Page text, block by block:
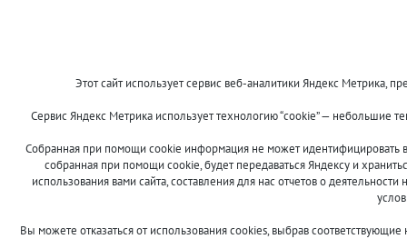
Этот сайт использует сервис веб-аналитики Яндекс Метрика,
Сервис Яндекс Метрика использует технологию “cookie” — небольшие
Собранная при помощи cookie информация не может идентифицировать
собранная при помощи cookie, будет передаваться Яндексу и
использования вами сайта, составления для нас отчетов о
Вы можете отказаться от использования cookies, выбрав